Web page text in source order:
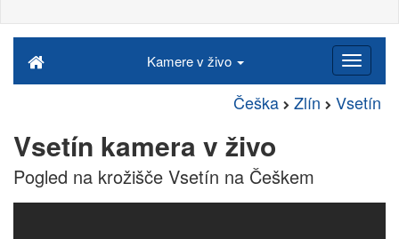
Kamere v živo
Češka Zlín Vsetín
Vsetín kamera v živo
Pogled na krožišče Vsetín na Češkem